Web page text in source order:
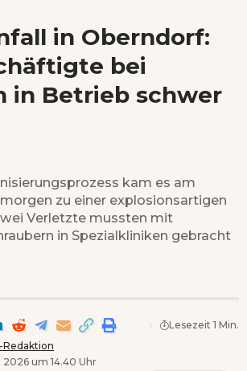
in Oberndorf:
bei
in Betrieb schwer
kam es am
zu einer explosionsartigen
Verletzte mussten mit
in Spezialkliniken gebracht
Redaktion
um 14.40 Uhr
Lesezeit 1 Min.